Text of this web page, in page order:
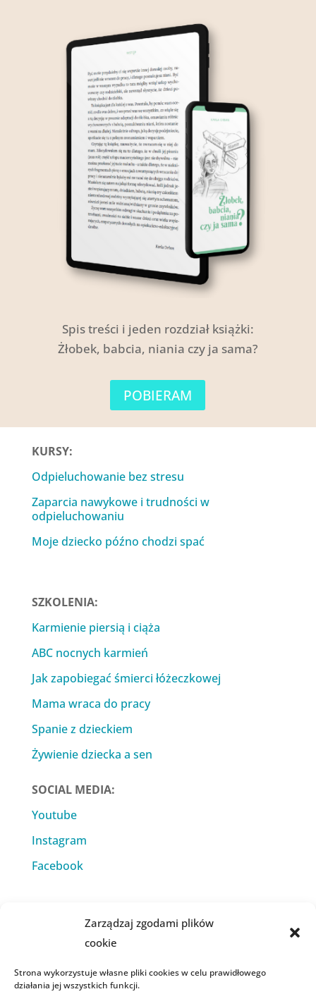
Zarządzaj zgodami plików
cookie
Strona wykorzystuje własne pliki cookies w celu prawidłowego
działania jej wszystkich funkcji.
Spis treści i jeden rozdział książki:
Żłobek, babcia, niania czy ja sama?
POBIERAM
KURSY:
Odpieluchowanie bez stresu
Zaparcia nawykowe i trudności w
odpieluchowaniu
Moje dziecko późno chodzi spać
SZKOLENIA:
Karmienie piersią i ciąża
ABC nocnych karmień
Jak zapobiegać śmierci łóżeczkowej
Mama wraca do pracy
Spanie z dzieckiem
Żywienie dziecka a sen
SOCIAL MEDIA:
Youtube
Instagram
Facebook
Czwarty Trymestr